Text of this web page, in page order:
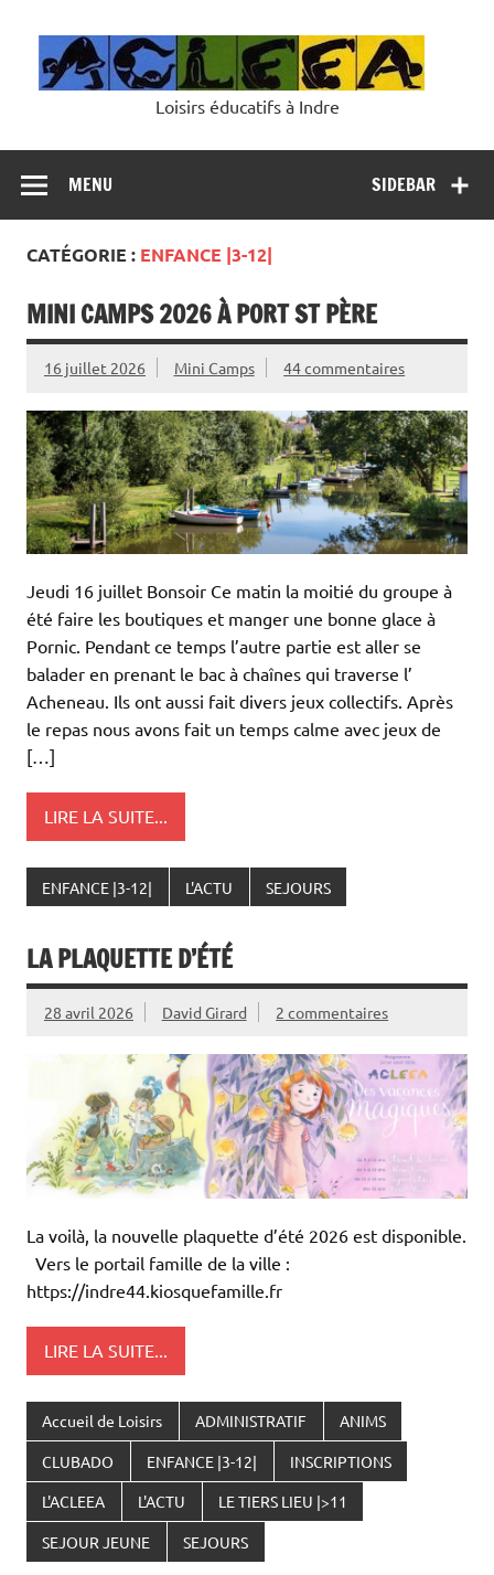
Loisirs éducatifs à Indre
SIDEBAR
MENU
CATÉGORIE : ENFANCE |3-12|
MINI CAMPS 2026 À PORT ST PÈRE
16 juillet 2026 Mini Camps 44 commentaires
Jeudi 16 juillet Bonsoir Ce matin la moitié du groupe à
été faire les boutiques et manger une bonne glace à
Pornic. Pendant ce temps l’autre partie est aller se
balader en prenant le bac à chaînes qui traverse l’
Acheneau. Ils ont aussi fait divers jeux collectifs. Après
le repas nous avons fait un temps calme avec jeux de
[…]
LIRE LA SUITE...
ENFANCE |3-12| L'ACTU SEJOURS
LA PLAQUETTE D’ÉTÉ
28 avril 2026 David Girard 2 commentaires
La voilà, la nouvelle plaquette d’été 2026 est disponible.
Vers le portail famille de la ville :
https://indre44.kiosquefamille.fr
LIRE LA SUITE...
Accueil de Loisirs ADMINISTRATIF ANIMS
CLUBADO ENFANCE |3-12| INSCRIPTIONS
L'ACLEEA L'ACTU LE TIERS LIEU |>11
SEJOUR JEUNE SEJOURS